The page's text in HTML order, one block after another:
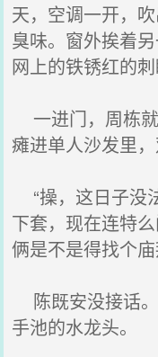
天，空调一开，
臭味。窗外挨着
网上的铁锈红的刺
一进门，周栋
瘫进单人沙发里，
“操，这日子没
下套，现在连特
俩是不是得找个庙
陈既安没接话
手池的水龙头。